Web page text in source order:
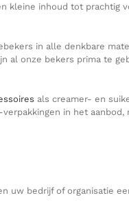
kleine inhoud tot prachtig
in alle denkbare
al onze bekers prima te
als creamer- en
in het
uw bedrijf of organisatie